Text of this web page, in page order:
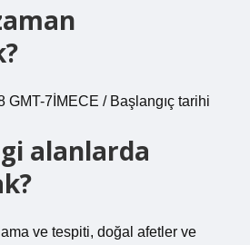
GMT-7İMECE / Başlangıç ​​tarihi
alanlarda
ve tespiti, doğal afetler ve